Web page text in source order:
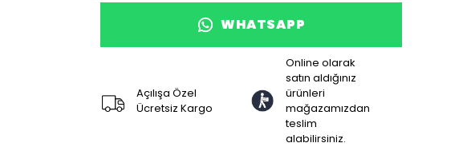
WHATSAPP
Açılışa Özel
Ücretsiz Kargo
Online olarak
satın aldığınız
ürünleri
mağazamızdan
teslim
alabilirsiniz.